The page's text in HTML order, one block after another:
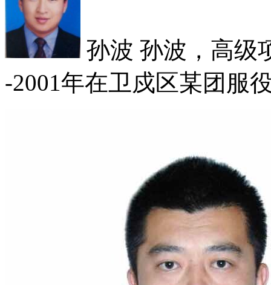
孙波 孙波，高级
-2001年在卫戍区某团服